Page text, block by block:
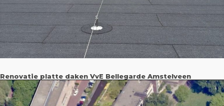
Renovatie platte daken VvE Bellegarde Amstelveen